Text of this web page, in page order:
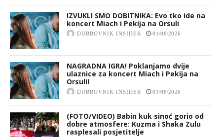
IZVUKLI SMO DOBITNIKA: Evo tko ide na
koncert Miach i Pekija na Orsuli
DUBROVNIK INSIDER 01/08/2026
NAGRADNA IGRA! Poklanjamo dvije
ulaznice za koncert Miach i Pekija na
Orsuli!
DUBROVNIK INSIDER 01/08/2026
(FOTO/VIDEO) Babin kuk sinoć gorio od
dobre atmosfere: Kuzma i Shaka Zulu
rasplesali posjetitelje